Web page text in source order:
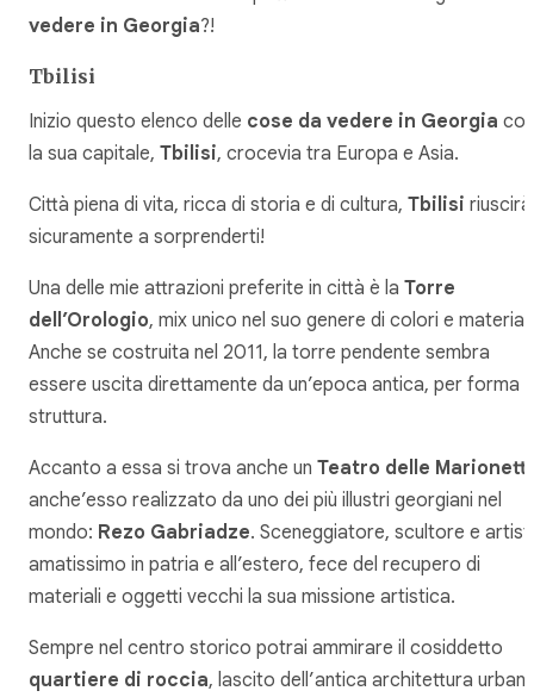
vedere in Georgia?!
Tbilisi
Inizio questo elenco delle cose da vedere in Georgia con
la sua capitale, Tbilisi, crocevia tra Europa e Asia.
Città piena di vita, ricca di storia e di cultura, Tbilisi riuscirà
sicuramente a sorprenderti!
Una delle mie attrazioni preferite in città è la Torre
dell’Orologio, mix unico nel suo genere di colori e
Anche se costruita nel 2011, la torre pendente sembra
essere uscita direttamente da un’epoca antica, per forma e
struttura.
Accanto a essa si trova anche un Teatro delle
anche’esso realizzato da uno dei più illustri georgiani nel
mondo: Rezo Gabriadze. Sceneggiatore, scultore e
amatissimo in patria e all’estero, fece del recupero di
materiali e oggetti vecchi la sua missione artistica.
Sempre nel centro storico potrai ammirare il cosiddetto
quartiere di roccia, lascito dell’antica architettura